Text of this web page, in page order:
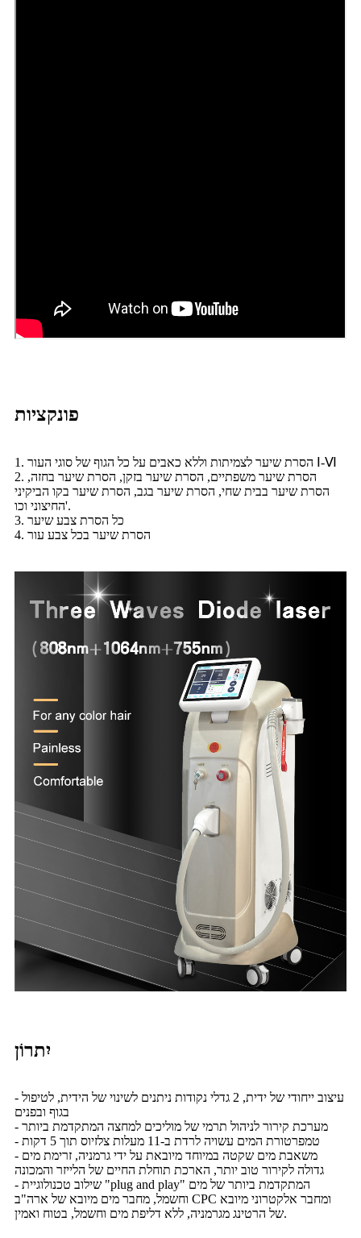
פונקציות
1. הסרת שיער לצמיתות וללא כאבים על כל הגוף של סוגי העור Ⅰ-Ⅵ
2. הסרת שיער משפתיים, הסרת שיער בזקן, הסרת שיער בחזה,
הסרת שיער בבית שחי, הסרת שיער בגב, הסרת שיער בקו הביקיני
החיצוני וכו'.
3. כל הסרת צבע שיער
4. הסרת שיער בכל צבע עור
יִתרוֹן
- עיצוב ייחודי של ידית, 2 גדלי נקודות ניתנים לשינוי של הידית, לטיפול
בגוף ובפנים
- מערכת קירור לניהול תרמי של מוליכים למחצה המתקדמת ביותר
- טמפרטורת המים עשויה לרדת ב-11 מעלות צלזיוס תוך 5 דקות
- משאבת מים שקטה במיוחד מיובאת על ידי גרמניה, זרימת מים
גדולה לקירור טוב יותר, הארכת תוחלת החיים של הלייזר והמכונה
- שילוב טכנולוגיית "plug and play" המתקדמת ביותר של מים
וחשמל, מחבר מים מיובא של ארה"ב CPC ומחבר אלקטרוני מיובא
של הרטינג מגרמניה, ללא דליפת מים וחשמל, בטוח ואמין.